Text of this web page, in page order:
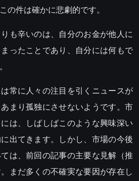
の件は確かに悲劇的です。
も辛いのは、自分のお金が他人に
ったことであり、自分には何もで
常に人々の注目を引くニュースが
まり孤独にさせないようです。市
は、しばしばこのような興味深い
出てきます。しかし、市場の今後
は、前回の記事の主要な見解（推
まだ多くの不確実な要因が存在し